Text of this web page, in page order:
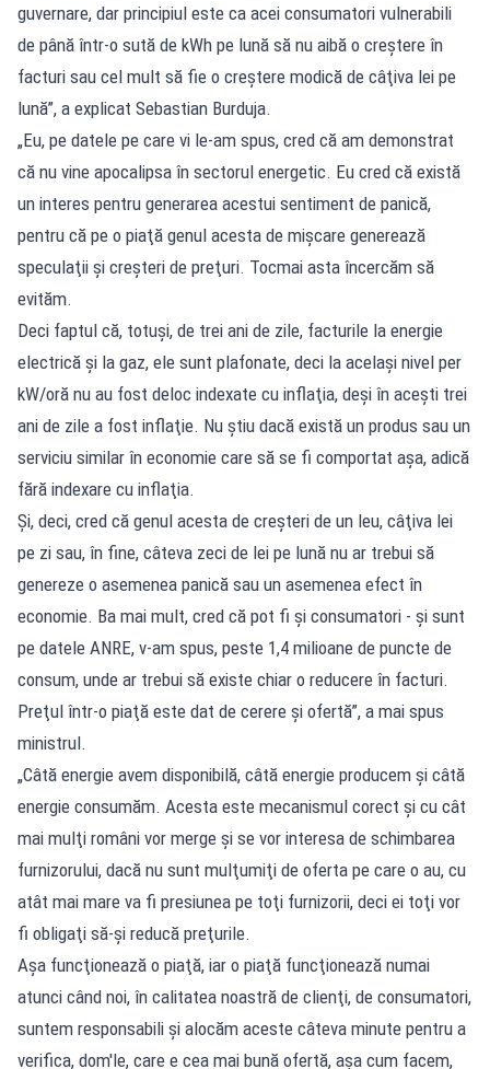
guvernare, dar principiul este ca acei consumatori vulnerabili
de până într-o sută de kWh pe lună să nu aibă o creştere în
facturi sau cel mult să fie o creştere modică de câţiva lei pe
lună”, a explicat Sebastian Burduja.
„Eu, pe datele pe care vi le-am spus, cred că am demonstrat
că nu vine apocalipsa în sectorul energetic. Eu cred că există
un interes pentru generarea acestui sentiment de panică,
pentru că pe o piaţă genul acesta de mişcare generează
speculaţii şi creşteri de preţuri. Tocmai asta încercăm să
evităm.
Deci faptul că, totuşi, de trei ani de zile, facturile la energie
electrică şi la gaz, ele sunt plafonate, deci la acelaşi nivel per
kW/oră nu au fost deloc indexate cu inflaţia, deşi în aceşti trei
ani de zile a fost inflaţie. Nu ştiu dacă există un produs sau un
serviciu similar în economie care să se fi comportat aşa, adică
fără indexare cu inflaţia.
Şi, deci, cred că genul acesta de creşteri de un leu, câţiva lei
pe zi sau, în fine, câteva zeci de lei pe lună nu ar trebui să
genereze o asemenea panică sau un asemenea efect în
economie. Ba mai mult, cred că pot fi şi consumatori - şi sunt
pe datele ANRE, v-am spus, peste 1,4 milioane de puncte de
consum, unde ar trebui să existe chiar o reducere în facturi.
Preţul într-o piaţă este dat de cerere şi ofertă”, a mai spus
ministrul.
„Câtă energie avem disponibilă, câtă energie producem şi câtă
energie consumăm. Acesta este mecanismul corect şi cu cât
mai mulţi români vor merge şi se vor interesa de schimbarea
furnizorului, dacă nu sunt mulţumiţi de oferta pe care o au, cu
atât mai mare va fi presiunea pe toţi furnizorii, deci ei toţi vor
fi obligaţi să-şi reducă preţurile.
Aşa funcţionează o piaţă, iar o piaţă funcţionează numai
atunci când noi, în calitatea noastră de clienţi, de consumatori,
suntem responsabili şi alocăm aceste câteva minute pentru a
verifica, dom'le, care e cea mai bună ofertă, aşa cum facem,